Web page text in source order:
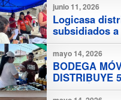
junio 11, 2026
Logicasa
subsidiados
la parroquia
mayo 14, 2026
BODEGA
DISTRIBUYE
PROTEÍNA